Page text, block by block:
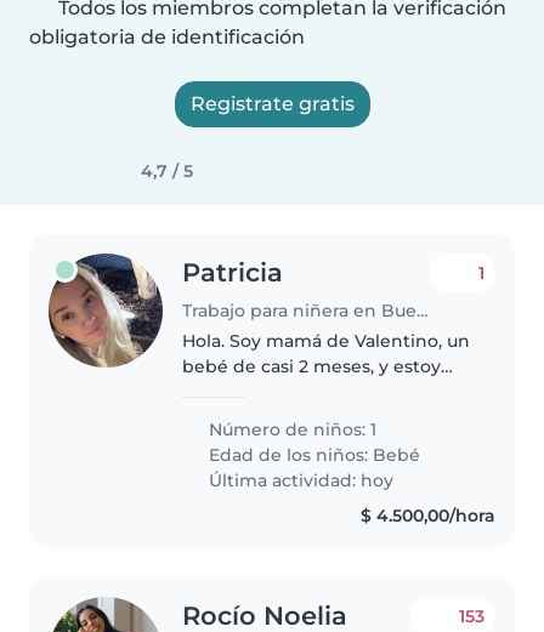
Todos los miembros completan la verificación
obligatoria de identificación
Registrate gratis
4,7 / 5
Patricia
Trabajo para niñera en Buenos Aires
1
Hola. Soy mamá de Valentino, un
bebé de casi 2 meses, y estoy
responsable, cariñosa y con
experiencia en el cuidado de
bebés. Busco una persona
paciente, atenta..
Número de niños: 1
Edad de los niños: Bebé
Última actividad: hoy
$ 4.500,00/hora
Rocío Noelia 153